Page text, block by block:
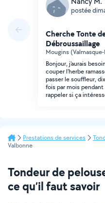
postée
Cherche Tonte
Débroussaillage
Mougins
Bonjour, j'aurais
couper l'herbe
passer le souffleur,
fois par mois
rappeler si ça
Prestations de services
Valbonne
Tondeur de
ce qu’il faut savoir